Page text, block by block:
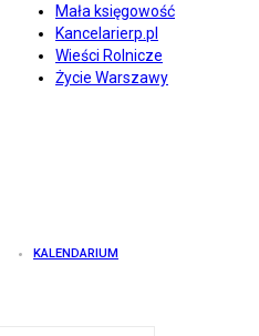
Mała księgowość
Kancelarierp.pl
Wieści Rolnicze
Życie Warszawy
KALENDARIUM